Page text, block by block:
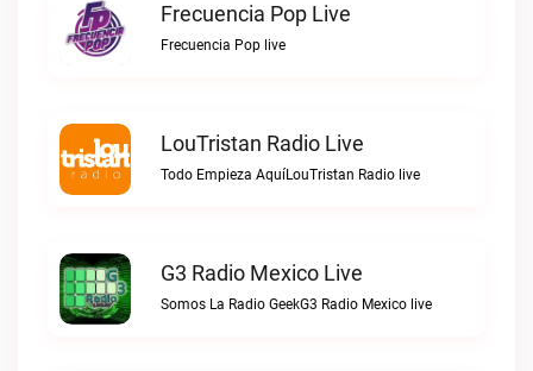
Frecuencia Pop Live
Frecuencia Pop live
LouTristan Radio Live
Todo Empieza AquíLouTristan Radio live
G3 Radio Mexico Live
Somos La Radio GeekG3 Radio Mexico live